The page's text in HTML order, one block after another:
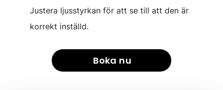
Justera ljusstyrkan för att se till att den är
korrekt inställd.
Boka nu